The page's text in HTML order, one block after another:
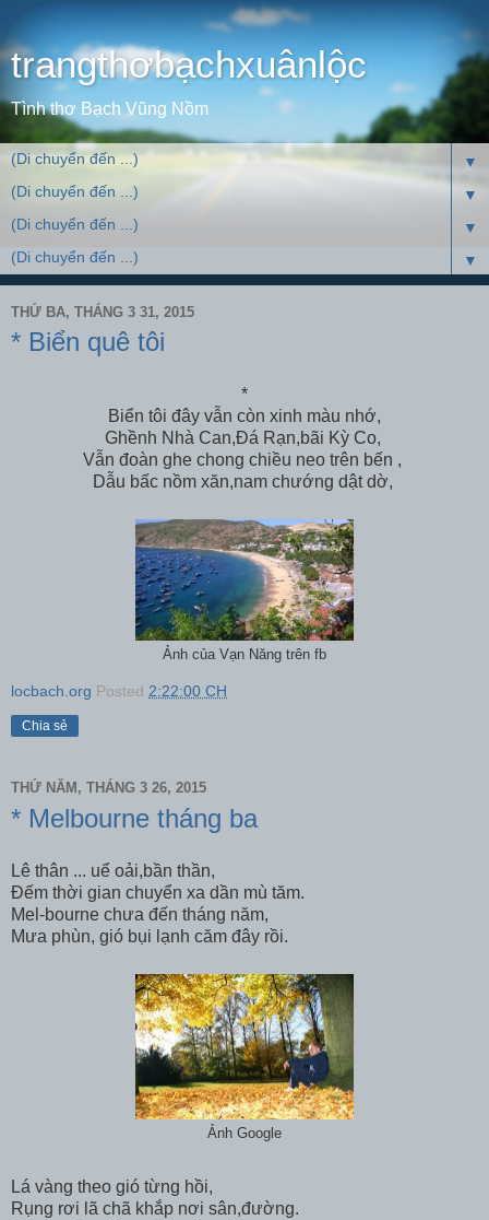
trangthơbạchxuânlộc
Tình thơ Bạch Vũng Nồm
▼
▼
▼
▼
THỨ BA, THÁNG 3 31, 2015
* Biển quê tôi
*
Biển tôi đây vẫn còn xinh màu nhớ,
Ghềnh Nhà Can,Đá Rạn,bãi Kỳ Co,
Vẫn đoàn ghe chong chiều neo trên bến ,
Dẫu bấc nồm xăn,nam chướng dật dờ,
Ảnh của Vạn Năng trên fb
locbach.org Posted 2:22:00 CH
Chia sẻ
THỨ NĂM, THÁNG 3 26, 2015
* Melbourne tháng ba
Lê thân ... uể oải,bần thần,
Đếm thời gian chuyển xa dần mù tăm.
Mel-bourne chưa đến tháng năm,
Mưa phùn, gió bụi lạnh căm đây rồi.
Ảnh Google
Lá vàng theo gió từng hồi,
Rụng rơi lã chã khắp nơi sân,đường.